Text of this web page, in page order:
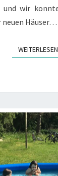
und wir
neuen Häuser…
WEITERLESEN